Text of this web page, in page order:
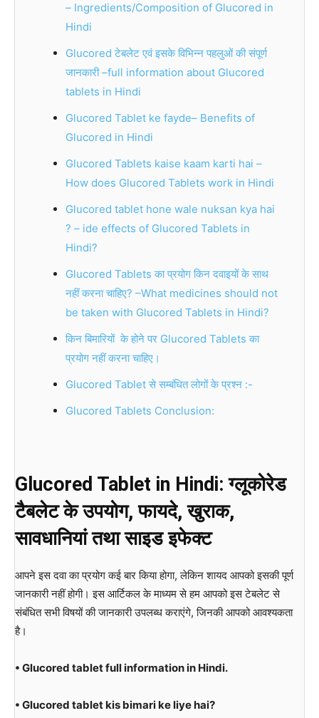
– Ingredients/Composition of Glucored in
Hindi
Glucored टेबलेट एवं इसके विभिन्न पहलुओं की संपूर्ण
जानकारी –full information about Glucored
tablets in Hindi
Glucored Tablet ke fayde– Benefits of
Glucored in Hindi
Glucored Tablets kaise kaam karti hai –
How does Glucored Tablets work in Hindi
Glucored tablet hone wale nuksan kya hai
? – ide effects of Glucored Tablets in
Hindi?
Glucored Tablets का प्रयोग किन दवाइयों के साथ
नहीं करना चाहिए? –What medicines should not
be taken with Glucored Tablets in Hindi?
किन बिमारियों के होने पर Glucored Tablets का
प्रयोग नहीं करना चाहिए।
Glucored Tablet से सम्बंधित लोगों के प्रश्न :-
Glucored Tablets Conclusion:
Glucored Tablet in Hindi: ग्लूकोरेड
टैबलेट के उपयोग, फायदे, खुराक,
सावधानियां तथा साइड इफेक्ट
आपने इस दवा का प्रयोग कई बार किया होगा, लेकिन शायद आपको इसकी पूर्ण
जानकारी नहीं होगी। इस आर्टिकल के माध्यम से हम आपको इस टेबलेट से
संबंधित सभी विषयों की जानकारी उपलब्ध कराएंगे, जिनकी आपको आवश्यकता
है।
• Glucored tablet full information in Hindi.
• Glucored tablet kis bimari ke liye hai?